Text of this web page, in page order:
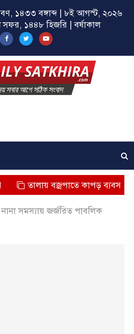
১৪৩৩ বঙ্গাব্দ | ৮ই আগস্ট, ২০২৬
সফর, ১৪৪৮ হিজরি | বর্ষাকাল
তালায় বজ্রপাতে কাপড় ব্যবসায়ীর মৃত্যু
সমস্যায় জর্জরিত পাবলিক